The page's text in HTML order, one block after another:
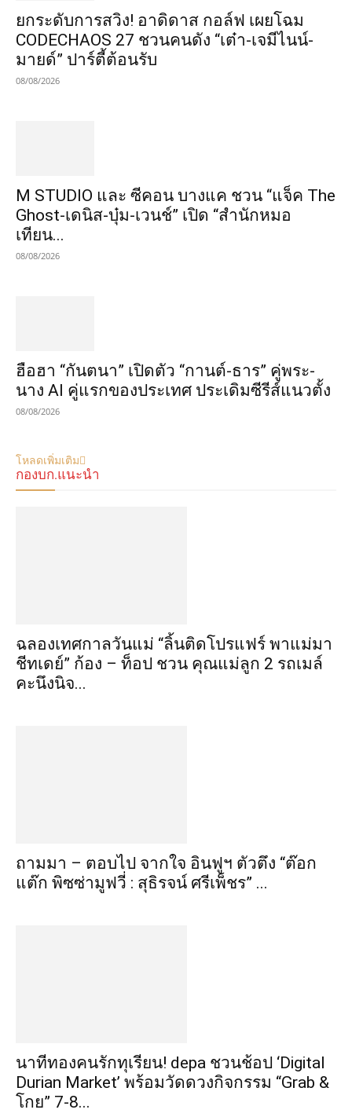
​ยกระดับการสวิง! อาดิดาส กอล์ฟ เผยโฉม
CODECHAOS 27 ชวนคนดัง “เต๋า-เจมีไนน์-
มายด์” ปาร์ตี้ต้อนรับ
08/08/2026
M STUDIO และ ซีคอน บางแค ชวน “แจ็ค The
Ghost-เดนิส-บุ๋ม-เวนช์” เปิด “สำนักหมอ
เทียน...
08/08/2026
ฮือฮา “กันตนา” เปิดตัว “กานต์-ธาร” คู่พระ-
นาง AI คู่แรกของประเทศ ประเดิมซีรีส์แนวตั้ง
08/08/2026
โหลดเพิ่มเติม
กองบก.แนะนำ
ฉลองเทศกาลวันแม่ “ลิ้นติดโปรแฟร์ พาแม่มา
ชีทเดย์” ก้อง – ท็อป ชวน คุณแม่ลูก 2 รถเมล์
คะนึงนิจ...
ถามมา – ตอบไป จากใจ อินฟูฯ ตัวตึง “ต๊อก
แต๊ก พิซซ่ามูฟวี่ : สุธิรจน์ ศรีเพ็ชร” ...
นาทีทองคนรักทุเรียน! depa ชวนช้อป ‘Digital
Durian Market’ พร้อมวัดดวงกิจกรรม “Grab &
โกย” 7-8...